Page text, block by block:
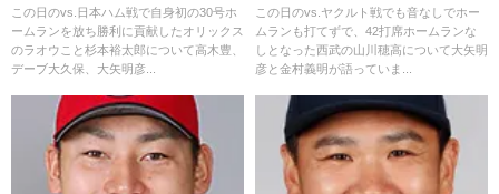
語る
この日のvs.日本ハム戦で自身初の30号ホ
ームランを放ち勝利に貢献したオリックス
のラオウこと杉本裕太郎について高木豊、
デーブ大久保、大矢明彦...
2019.6.15
この日のvs.ヤクルト戦でも音なしでホー
ムランも打てずで、42打席ホームランな
しとなった西武の山川穂高について大矢明
彦と金村義明が語っていま...